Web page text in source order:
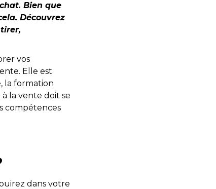
Bien que
Découvrez
vos
Elle est
la formation
la vente doit se
compétences
dans votre